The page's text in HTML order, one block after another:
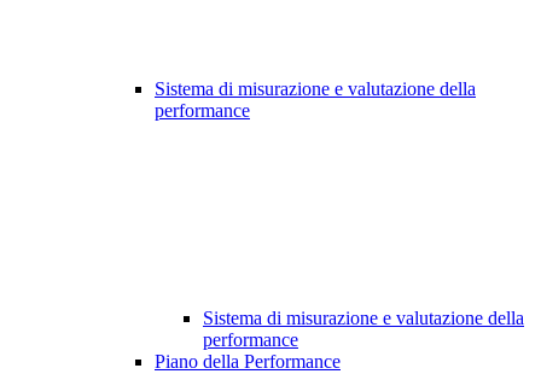
Sistema di misurazione e valutazione della
performance
Sistema di misurazione e valutazione della
performance
Piano della Performance